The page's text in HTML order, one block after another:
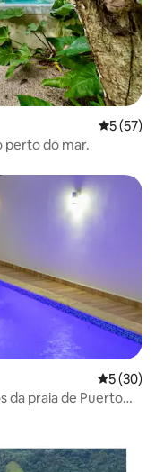
5 de uma
5 (57)
perto do mar.
5 de uma
5 (30)
da praia de Puerto